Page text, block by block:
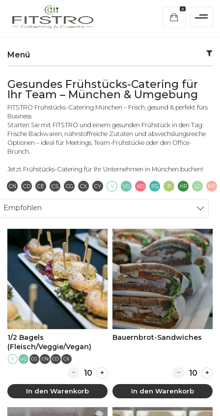
0
Menü
Gesundes Frühstücks-Catering für
Ihr Team – München & Umgebung
FITSTRO Frühstücks-Catering München – Frisch, gesund & perfekt fürs
Business
Starten Sie mit FITSTRO und einem gesunden Frühstück in den Tag:
Frische Backwaren, nährstoffreiche Zutaten und abwechslungsreiche
Optionen – ideal für Meetings, Team-Frühstücke oder den Office-
Brunch.
Jetzt Frühstücks-Catering für Ihr Unternehmen in München buchen!
CN Contains Nuts
CD Contains Dairy
CE Contains Eggs
CS Contains Seafood
CG Contains Gluten
CX Contains Seeds
CY Contains Soya
V Vegetarisch
VG Vegan
KO Keto
PS Pescatarian
P Paleo
HP High
LC MF
Sort products
Empfohlen
1/2 Bagels
(Fleisch/Veggie/Vegan)
V VG CG CN CD CX
Quantity for 1/2 Bagels (Fleisch/Veggie/
In den Warenkorb
Bauernbrot-Sandwiches
Quantity for
In den Warenkorb